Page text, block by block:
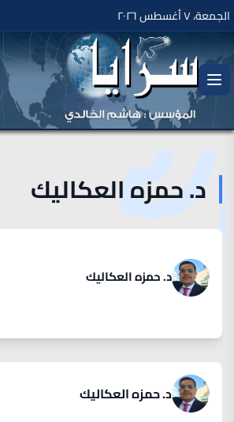
الجمعة، ٧ أغسطس ٢٠٢٦
د. حمزه العكاليك
د. حمزه العكاليك
د. حمزه العكاليك